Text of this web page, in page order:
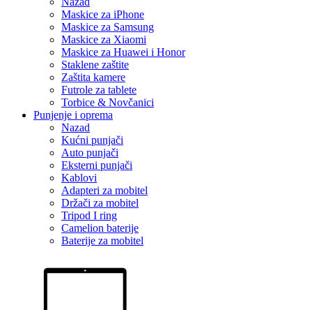
Maskice za iPhone
Maskice za Samsung
Maskice za Xiaomi
Maskice za Huawei i Honor
Staklene zaštite
Zaštita kamere
Futrole za tablete
Torbice & Novčanici
Punjenje i oprema
Nazad
Kućni punjači
Auto punjači
Eksterni punjači
Kablovi
Adapteri za mobitel
Držači za mobitel
Tripod I ring
Camelion baterije
Baterije za mobitel